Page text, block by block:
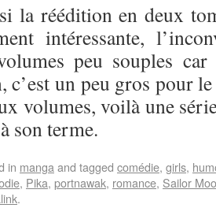
la réédition en deux
intéressante,
peu souples
c’est un peu gros pour
volumes, voilà une
son terme.
in mangaand tagged comédie, girls,
, Pika, portnawak, romance, Sailor
.